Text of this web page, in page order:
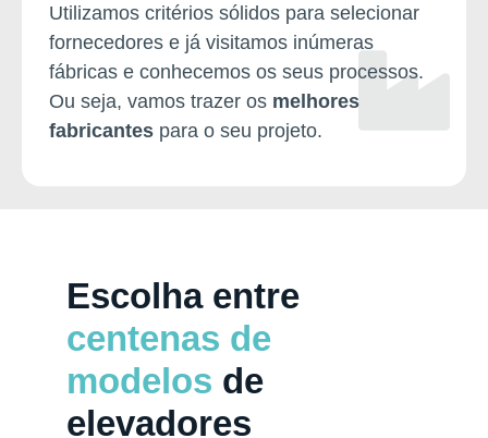
Utilizamos critérios sólidos para selecionar
fornecedores e já visitamos inúmeras
fábricas e conhecemos os seus processos.
Ou seja, vamos trazer os melhores
fabricantes para o seu projeto.
Escolha entre
centenas de
modelos de
elevadores